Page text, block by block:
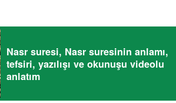
Nasr suresi, Nasr suresinin anlamı,
tefsiri, yazılışı ve okunuşu videolu
anlatım